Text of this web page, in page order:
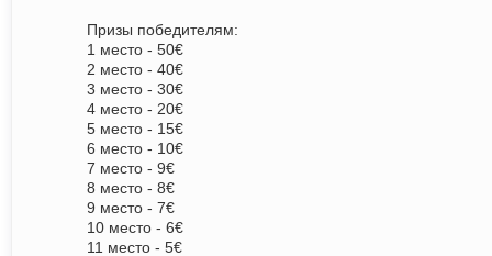
Призы победителям:
1 место - 50€
2 место - 40€
3 место - 30€
4 место - 20€
5 место - 15€
6 место - 10€
7 место - 9€
8 место - 8€
9 место - 7€
10 место - 6€
11 место - 5€